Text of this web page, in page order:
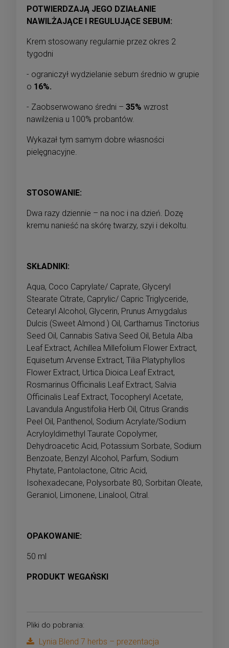
POTWIERDZAJĄ JEGO DZIAŁANIE
NAWILŻAJĄCE I REGULUJĄCE SEBUM:
Krem stosowany regularnie przez okres 2
tygodni
- ograniczył wydzielanie sebum średnio w grupie
o 16%.
- Zaobserwowano średni – 35% wzrost
nawilżenia u 100% probantów.
Wykazał tym samym dobre własności
pielęgnacyjne.
STOSOWANIE:
Dwa razy dziennie – na noc i na dzień. Dozę
kremu nanieść na skórę twarzy, szyi i dekoltu.
SKŁADNIKI:
Aqua, Coco Caprylate/ Caprate, Glyceryl
Stearate Citrate, Caprylic/ Capric Triglyceride,
Cetearyl Alcohol, Glycerin, Prunus Amygdalus
Dulcis (Sweet Almond ) Oil, Carthamus Tinctorius
Seed Oil, Cannabis Sativa Seed Oil, Betula Alba
Leaf Extract, Achillea Millefolium Flower Extract,
Equisetum Arvense Extract, Tilia Platyphyllos
Flower Extract, Urtica Dioica Leaf Extract,
Rosmarinus Officinalis Leaf Extract, Salvia
Officinalis Leaf Extract, Tocopheryl Acetate,
Lavandula Angustifolia Herb Oil, Citrus Grandis
Peel Oil, Panthenol, Sodium Acrylate/Sodium
Acryloyldimethyl Taurate Copolymer,
Dehydroacetic Acid, Potassium Sorbate, Sodium
Benzoate, Benzyl Alcohol, Parfum, Sodium
Phytate, Pantolactone, Citric Acid,
Isohexadecane, Polysorbate 80, Sorbitan Oleate,
Geraniol, Limonene, Linalool, Citral.
OPAKOWANIE:
50 ml
PRODUKT WEGAŃSKI
Pliki do pobrania:
Lynia Blend 7 herbs – prezentacja